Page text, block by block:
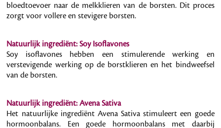
bloedtoevoer naar de melkklieren van de borsten. Dit proces
zorgt voor vollere en stevigere borsten.
Natuurlijk ingrediënt: Soy Isoflavones
Soy isoflavones hebben een stimulerende werking en
verstevigende werking op de borstklieren en het bindweefsel
van de borsten.
Natuurlijk ingrediënt: Avena Sativa
Het natuurlijke ingrediënt Avena Sativa stimuleert een goede
hormoonbalans. Een goede hormoonbalans met daarbij